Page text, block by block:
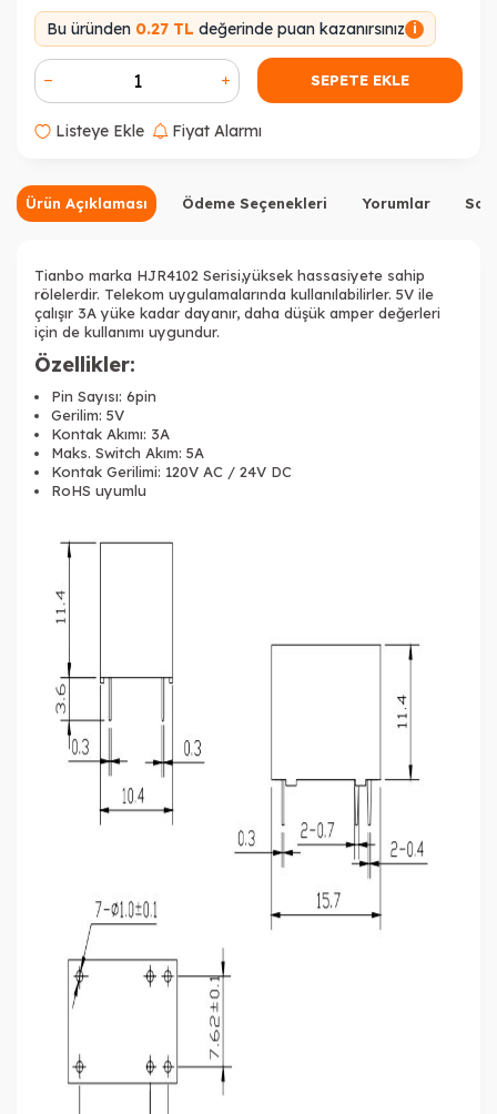
Bu üründen 0.27 TL değerinde puan kazanırsınız i
SEPETE EKLE
Listeye Ekle Fiyat Alarmı
Ürün Açıklaması Ödeme Seçenekleri Yorumlar
Tianbo marka HJR4102 Serisi,yüksek hassasiyete sahip
rölelerdir. Telekom uygulamalarında kullanılabilirler. 5V ile
çalışır 3A yüke kadar dayanır, daha düşük amper değerleri
için de kullanımı uygundur.
Özellikler:
Pin Sayısı: 6pin
Gerilim: 5V
Kontak Akımı: 3A
Maks. Switch Akım: 5A
Kontak Gerilimi: 120V AC / 24V DC
RoHS uyumlu